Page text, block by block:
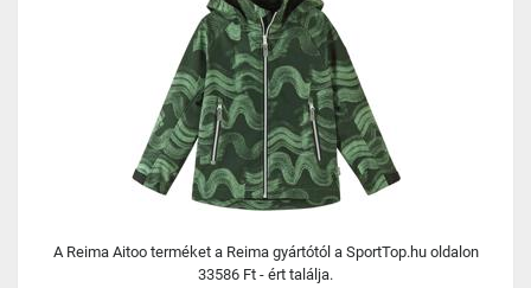
A Reima Aitoo terméket a Reima gyártótól a SportTop.hu oldalon
33586 Ft - ért találja.